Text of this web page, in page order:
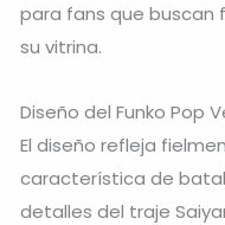
para fans que buscan
su vitrina.
Diseño del Funko Pop
El diseño refleja
característica de
detalles del traje